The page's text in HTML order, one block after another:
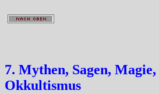
7. Mythen, Sagen,
Okkultismus